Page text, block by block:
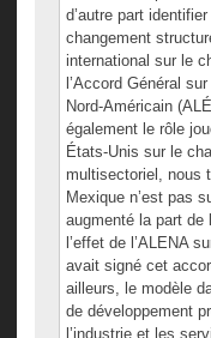
d’autre part
changement
international sur le
l’Accord Général
Nord-Américain
également le rôle
États-Unis sur le
multisectoriel, nous
Mexique n’est pas
augmenté la part de
l’effet de l’ALENA
avait signé cet
ailleurs, le modèle
de développement
l’industrie et les